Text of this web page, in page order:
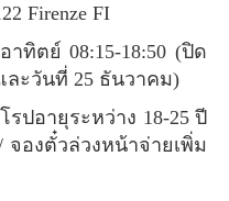
Firenze FI
าทิตย์ 08:15-18:50 (ปิด
ะวันที่ 25 ธันวาคม)
รปอายุระหว่าง 18-25 ปี
จองตั๋วล่วงหน้าจ่ายเพิ่ม